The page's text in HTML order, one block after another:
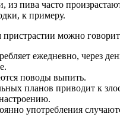
из пива часто
к примеру.
можно
ежедневно, через
поводы выпить.
планов приводит к
употребления